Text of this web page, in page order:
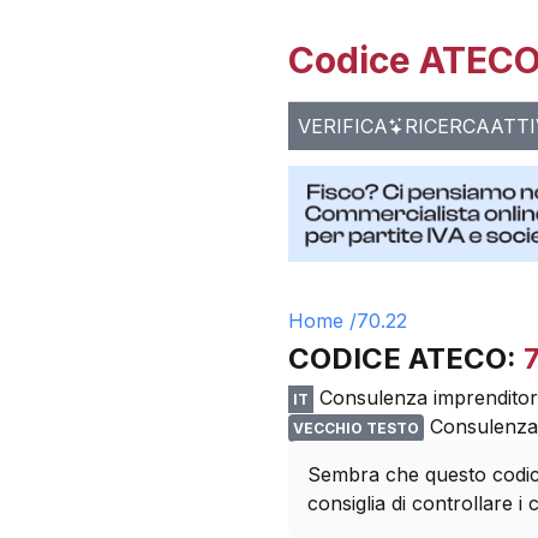
Codice
VERIFICA RICERCA
Home /70.22
CODICE ATECO:
IT Consulenza
VECCHIO TESTO
Sembra che questo
consiglia di controllare i